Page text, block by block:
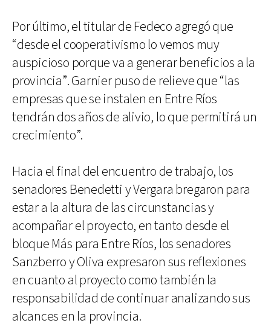
Por último, el titular de Fedeco agregó que
“desde el cooperativismo lo vemos muy
auspicioso porque va a generar beneficios a la
provincia”. Garnier puso de relieve que “las
empresas que se instalen en Entre Ríos
tendrán dos años de alivio, lo que permitirá un
crecimiento”.
Hacia el final del encuentro de trabajo, los
senadores Benedetti y Vergara bregaron para
estar a la altura de las circunstancias y
acompañar el proyecto, en tanto desde el
bloque Más para Entre Ríos, los senadores
Sanzberro y Oliva expresaron sus reflexiones
en cuanto al proyecto como también la
responsabilidad de continuar analizando sus
alcances en la provincia.